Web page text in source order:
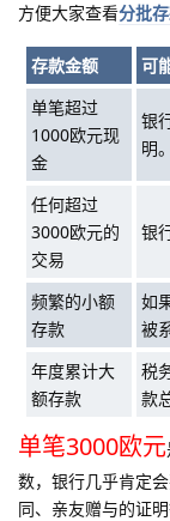
方便大家查看分批
存款金额
可
单笔超过
1000欧元现
金
银
明。
任何超过
3000欧元的
交易
银
频繁的小额
存款
如
被
年度累计大
额存款
税
款
单笔3000欧元
数，银行几乎肯定
同、亲友赠与的证